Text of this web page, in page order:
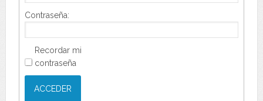
Contraseña:
Recordar mi
contraseña
ACCEDER